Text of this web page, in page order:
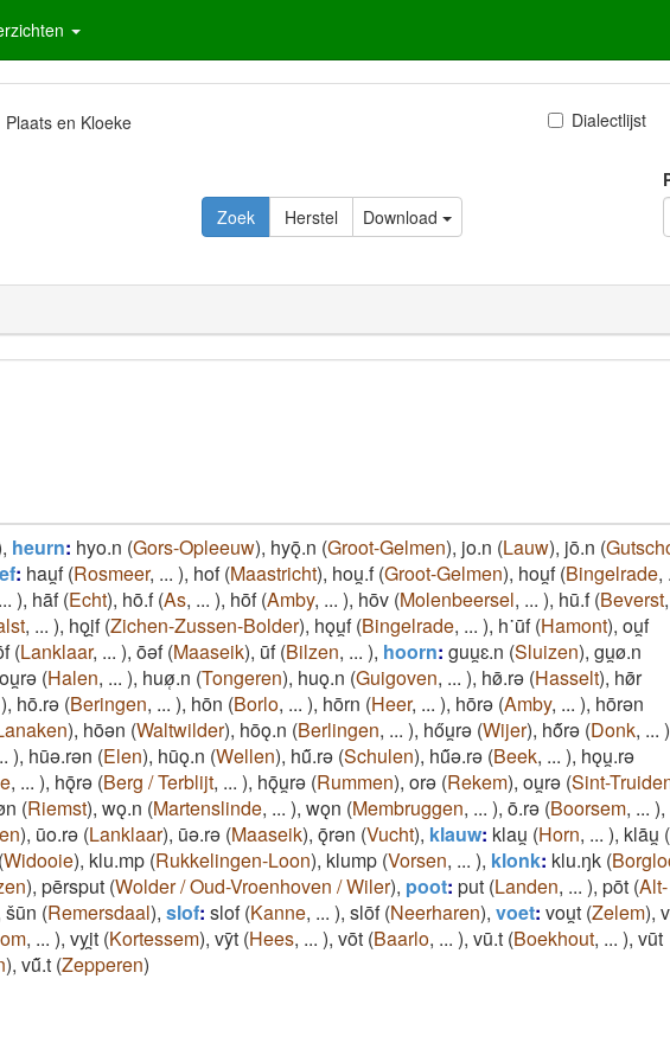
Plaats en Kloeke Dialectlijst
Zoek Herstel Download
, heurn: hyo.n (Gors-Opleeuw), hyǭ.n (Groot-Gelmen), jo.n (Lauw), jō.n (
: hau̯f(Rosmeer, ... ), hof(Maastricht), hou̯.f(Groot-Gelmen), hou̯f(Bingelrade,
... ), hāf(Echt), hō.f(As, ... ), hōf(Amby, ... ), hōv (Molenbeersel, ... ), hū.f(Beverst,
, ... ), hǫi̯f(Zichen-Zussen-Bolder), hǫu̯f(Bingelrade, ... ), h˙ūf(Hamont), ou̯f
(Lanklaar, ... ), ōǝf(Maaseik), ūf(Bilzen, ... ), hoorn: guu̯ɛ.n (Sluizen), gu̯ø.n
(Halen, ... ), huø̜.n (Tongeren), huǫ.n (Guigoven, ... ), hø̄.rǝ (Hasselt), hø̄r
), hō.rǝ (Beringen, ... ), hōn (Borlo, ... ), hōrn (Heer, ... ), hōrǝ (Amby, ... ), hōrǝn
), hōǝn (Waltwilder), hōǫ.n (Berlingen, ... ), hőu̯rǝ (Wijer), hő̄rǝ (Donk, ... )
), hūǝ.rǝn (Elen), hūǫ.n (Wellen), hű̄.rǝ (Schulen), hű̄ǝ.rǝ (Beek, ... ), hǫu̯.rǝ
, ... ), hǭrǝ (Berg / Terblijt, ... ), hǭu̯rǝ (Rummen), orǝ (Rekem), ou̯rǝ (Sint-
(Riemst), wǫ.n (Martenslinde, ... ), wǫn (Membruggen, ... ), ō.rǝ (Boorsem, ... ),
), ūo.rǝ (Lanklaar), ūǝ.rǝ (Maaseik), ǭrǝn (Vucht), klauw: klau̯ (Horn, ... ), klāu̯ (
(Widooie), klu.mp (Rukkelingen-Loon), klump (Vorsen, ... ), klonk: klu.ŋk (
), pērsput (Wolder / Oud-Vroenhoven / Wiler), poot: put (Landen, ... ), pōt (Alt-
šūn (Remersdaal), slof: slof(Kanne, ... ), slōf(Neerharen), voet: vou̯t (Zelem),
, ... ), vyi̯t (Kortessem), vȳt (Hees, ... ), vōt (Baarlo, ... ), vū.t (Boekhout, ... ), vūt
), vű̄.t (Zepperen)